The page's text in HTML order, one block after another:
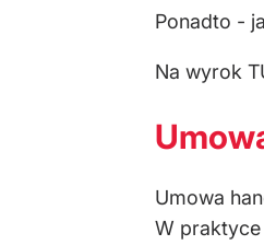
Ponadto -
Na wyrok
Umowa
W praktyce